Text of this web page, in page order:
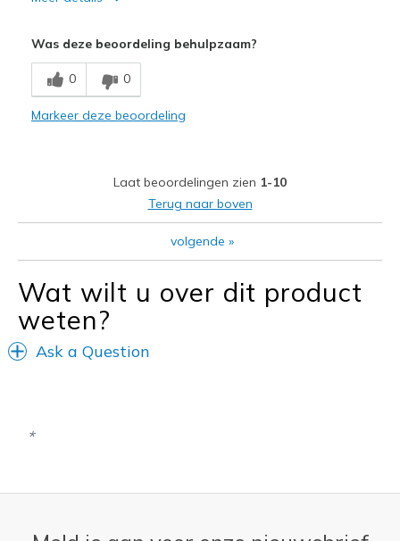
Width
Sizing
Feels true to size
Was deze beoordeling behulpzaam?
0 0
Markeer deze beoordeling
Laat beoordelingen zien 1-10
Terug naar boven
volgende »
Wat wilt u over dit product
weten?
Ask a Question